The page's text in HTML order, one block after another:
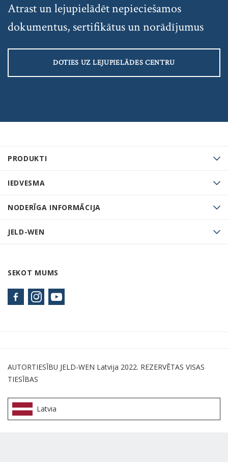
PRODUKTI
IEDVESMA
NODERĪGA INFORMĀCIJA
JELD-WEN
SEKOT MUMS
Atrast un lejupielādēt nepieciešamos
dokumentus, sertifikātus un norādījumus
DOTIES UZ LEJUPIELĀDES CENTRU
AUTORTIESĪBU JELD-WEN Latvija 2022. REZERVĒTAS VISAS
TIESĪBAS
Latvia